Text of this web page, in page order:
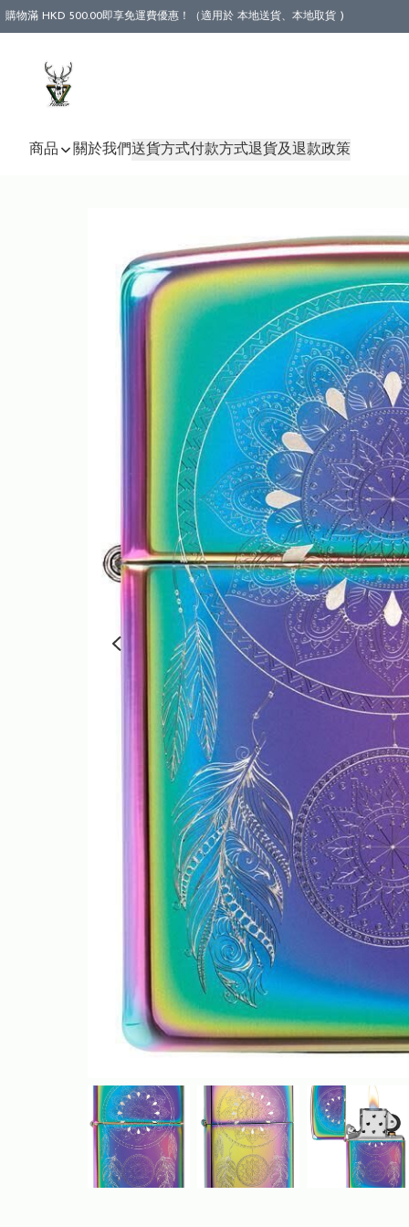
購物滿 HKD 500.00即享免運費優惠！（適用於 本地送貨、本地取貨 )
商品 關於我們送貨方式付款方式退貨及退款政策